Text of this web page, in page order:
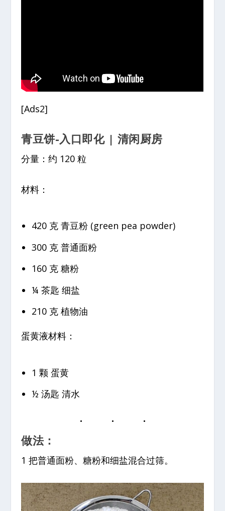
[Ads2]
青豆饼-入口即化 | 清闲厨房
分量：约 120 粒
材料：
420 克 青豆粉 (green pea powder)
300 克 普通面粉
160 克 糖粉
¼ 茶匙 细盐
210 克 植物油
蛋黄液材料：
1 颗 蛋黄
½ 汤匙 清水
做法：
1 把普通面粉、糖粉和细盐混合过筛。